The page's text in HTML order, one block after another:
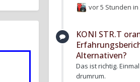
vor 5 Stunden in
KONI STR.T
Alternativen?
Das ist richtig.
drumrum.